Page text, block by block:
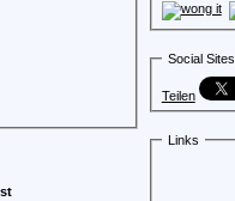
Social Sites
Teilen
Links